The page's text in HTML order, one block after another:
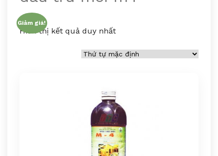
Hiển thị kết quả duy nhất
Giảm giá!